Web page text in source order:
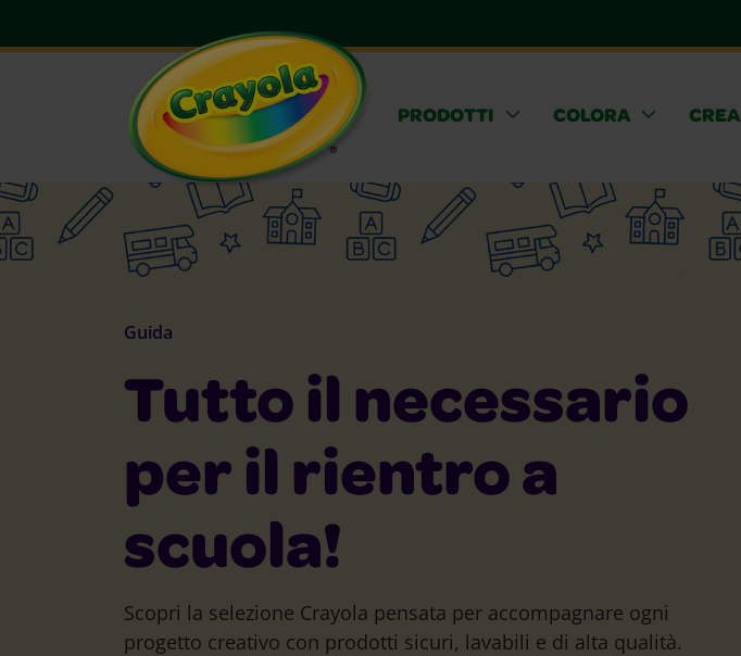
PRODOTTI COLORA CREA
Guida
Tutto il necessario
per il rientro a
scuola!
Scopri la selezione Crayola pensata per accompagnare ogni
progetto creativo con prodotti sicuri, lavabili e di alta qualità.